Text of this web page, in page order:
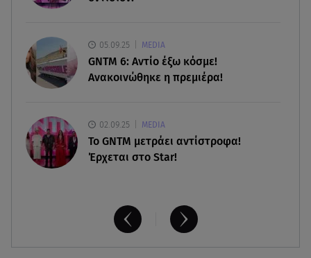
Νεκρή μεγαλόσωμη αρκούδα στην Καστοριά,
πιθανόν από πυροβολισμό
05.09.25 MEDIA
GNTM 6: Αντίο έξω κόσμε!
Ανακοινώθηκε η πρεμιέρα!
02.09.25 MEDIA
Το GNTM μετράει αντίστροφα!
Έρχεται στο Star!